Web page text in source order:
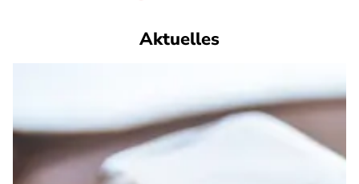
Aktuelles